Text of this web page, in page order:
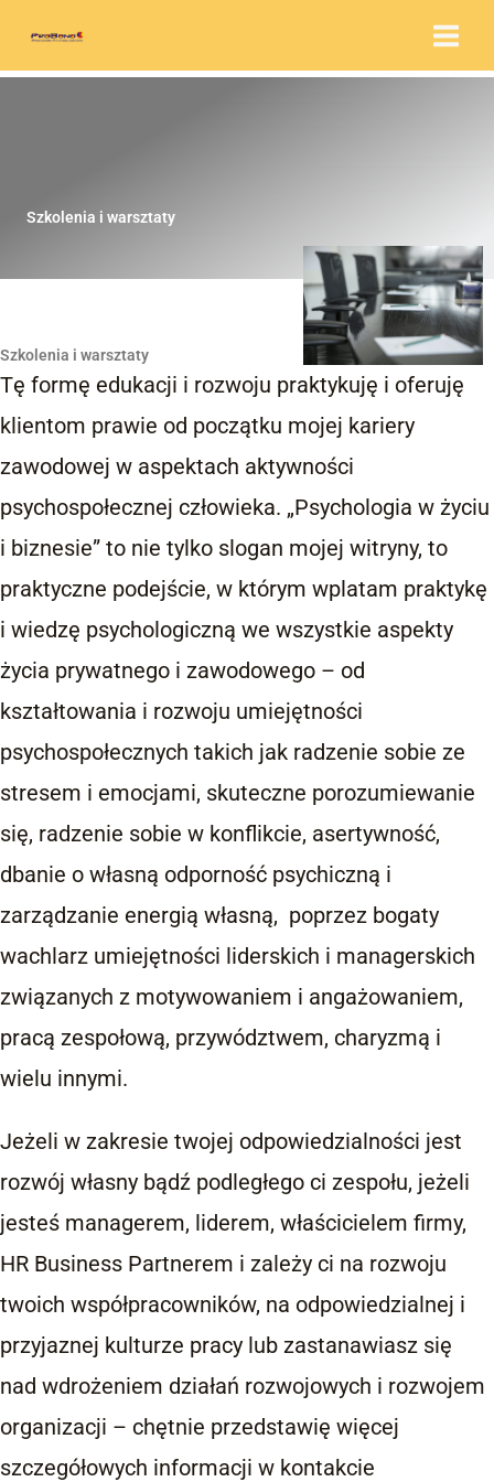
treści
Szkolenia i warsztaty
Szkolenia i warsztaty
Tę formę edukacji i rozwoju praktykuję i oferuję
klientom prawie od początku mojej kariery
zawodowej w aspektach aktywności
psychospołecznej człowieka. „Psychologia w życiu
i biznesie” to nie tylko slogan mojej witryny, to
praktyczne podejście, w którym wplatam praktykę
i wiedzę psychologiczną we wszystkie aspekty
życia prywatnego i zawodowego – od
kształtowania i rozwoju umiejętności
psychospołecznych takich jak radzenie sobie ze
stresem i emocjami, skuteczne porozumiewanie
się, radzenie sobie w konflikcie, asertywność,
dbanie o własną odporność psychiczną i
zarządzanie energią własną, poprzez bogaty
wachlarz umiejętności liderskich i managerskich
związanych z motywowaniem i angażowaniem,
pracą zespołową, przywództwem, charyzmą i
wielu innymi.
Jeżeli w zakresie twojej odpowiedzialności jest
rozwój własny bądź podległego ci zespołu, jeżeli
jesteś managerem, liderem, właścicielem firmy,
HR Business Partnerem i zależy ci na rozwoju
twoich współpracowników, na odpowiedzialnej i
przyjaznej kulturze pracy lub zastanawiasz się
nad wdrożeniem działań rozwojowych i rozwojem
organizacji – chętnie przedstawię więcej
szczegółowych informacji w kontakcie